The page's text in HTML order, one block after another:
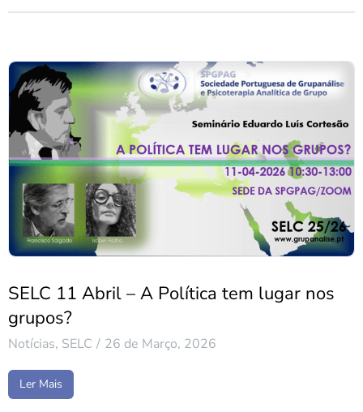
SELC 11 Abril – A Política tem lugar nos
grupos?
Notícias, SELC 26 de Março, 2026
Ler Mais